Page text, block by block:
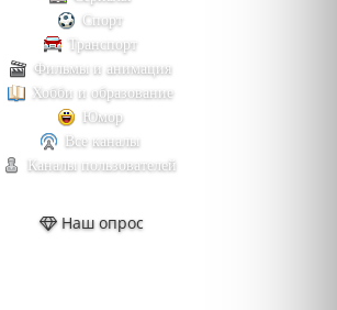
Спорт
Транспорт
Фильмы и анимация
Хобби и образование
Юмор
Все каналы
Каналы пользователей
Наш опрос